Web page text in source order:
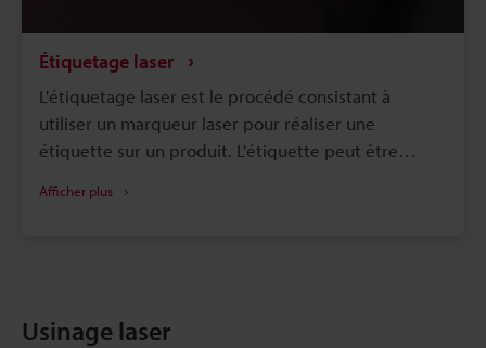
Étiquetage laser
L'étiquetage laser est le procédé consistant à
utiliser un marqueur laser pour réaliser une
étiquette sur un produit. L'étiquette peut être
d'ajout d'informations réglementaires. Remplacer
l'étiquetage permet d'optimiser le temps, l'argent
Afficher plus
Usinage laser